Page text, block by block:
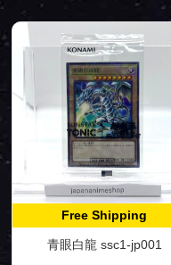
Free Shipping
青眼白龍 ssc1-jp001